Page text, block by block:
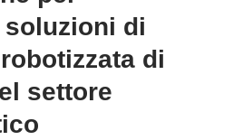
di
di
settore